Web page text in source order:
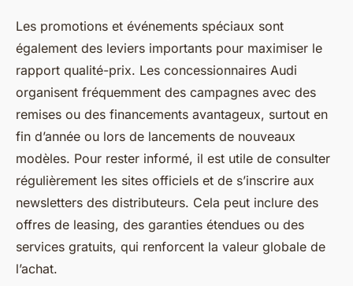
Les promotions et événements spéciaux sont
également des leviers importants pour maximiser le
rapport qualité-prix. Les concessionnaires Audi
organisent fréquemment des campagnes avec des
remises ou des financements avantageux, surtout en
fin d’année ou lors de lancements de nouveaux
modèles. Pour rester informé, il est utile de consulter
régulièrement les sites officiels et de s’inscrire aux
newsletters des distributeurs. Cela peut inclure des
offres de leasing, des garanties étendues ou des
services gratuits, qui renforcent la valeur globale de
l’achat.